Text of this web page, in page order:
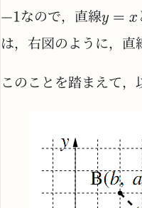
なので，直線
は，右図のように，直
このことを踏まえて，